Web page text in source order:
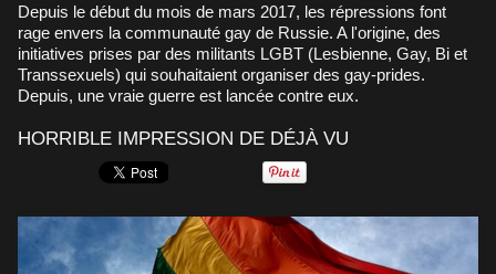
Depuis le début du mois de mars 2017, les répressions font
rage envers la communauté gay de Russie. A l'origine, des
initiatives prises par des militants LGBT (Lesbienne, Gay, Bi et
Transsexuels) qui souhaitaient organiser des gay-prides.
Depuis, une vraie guerre est lancée contre eux.
HORRIBLE IMPRESSION DE DÉJÀ VU